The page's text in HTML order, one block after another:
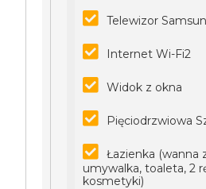
Telewizor
Internet Wi-Fi2
Widok z okna
Pięciodrzwiowa
Łazienka (wanna
umywalka, toaleta, 2
kosmetyki)